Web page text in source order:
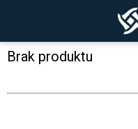
Brak produktu